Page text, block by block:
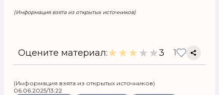
(Информация взята из открытых источников)
Оцените материал:★★★★★3 1
(Информация взята из открытых источников)
06.06.2025/13:22